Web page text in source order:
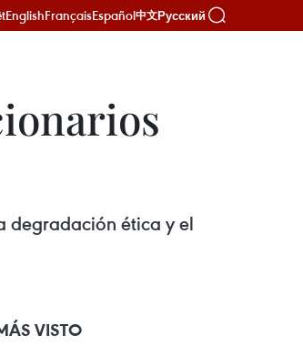
EnglishFrançaisEspañol中文Русский
degradación ética y el
VISTO